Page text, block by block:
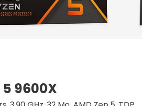
5 9600X